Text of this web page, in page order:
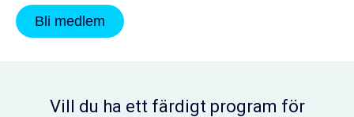
Bli medlem
Vill du ha ett färdigt program för